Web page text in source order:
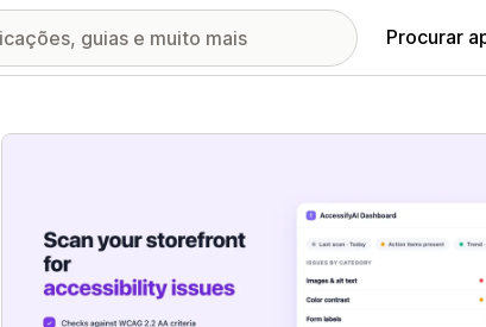
Procurar
Galeria de imagens em destaque